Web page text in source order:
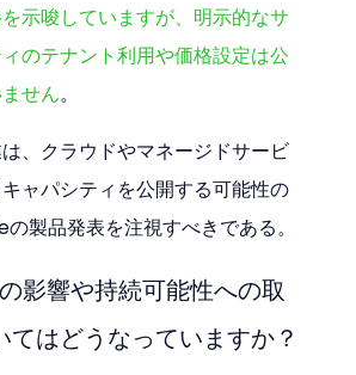
示唆していますが、明示的なサ
のテナント利用や価格設定は公
せん。
、クラウドやマネージドサービ
ャパシティを公開する可能性の
製品発表を注視すべきである。
影響や持続可能性への取
てはどうなっていますか？